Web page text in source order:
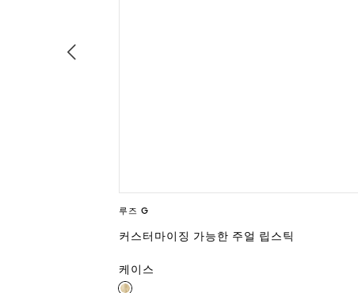
루즈 G
커스터마이징 가능한 주얼 립스틱
케이스